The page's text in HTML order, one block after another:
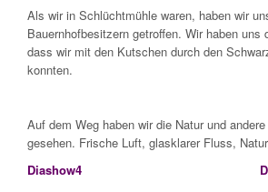
Als wir in Schlüchtmühle waren, haben wir
Bauernhofbesitzern getroffen. Wir haben uns
dass wir mit den Kutschen durch den
konnten.
Auf dem Weg haben wir die Natur und
gesehen. Frische Luft, glasklarer Fluss,
Diashow4